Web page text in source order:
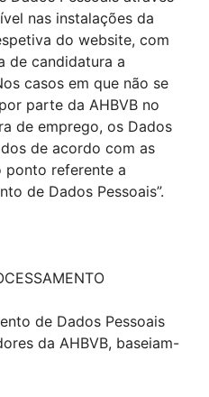
nas instalações da
do website, com
de candidatura a
casos em que não se
parte da AHBVB no
de emprego, os Dados
de acordo com as
ponto referente a
de Dados Pessoais”.
de Dados Pessoais
da AHBVB, baseiam-